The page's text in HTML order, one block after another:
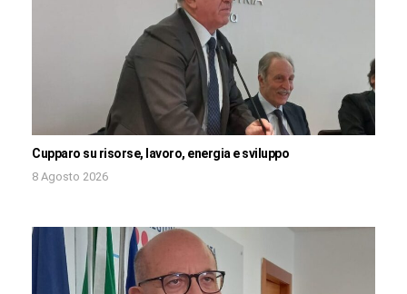
Cupparo su risorse, lavoro, energia e sviluppo
8 Agosto 2026